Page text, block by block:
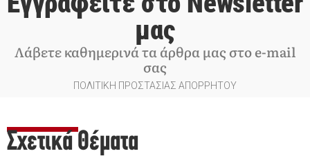
μας
Λάβετε καθημερινά τα άρθρα μας στο e-mail
σας
ΠΟΛΙΤΙΚΗ ΠΡΟΣΤΑΣΙΑΣ ΑΠΟΡΡΗΤΟΥ
Σχετικά Θέματα